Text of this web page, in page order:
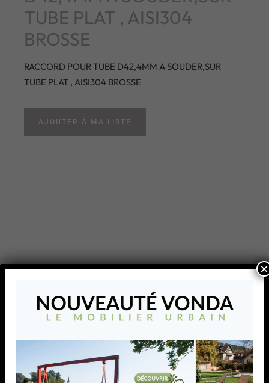
TUBE PLAT , AISI304
BROSSE
RACCORD POUR TUBE D42,4MM A SOUDER,SUR
TUBE PLAT , AISI304 BROSSE
AJOUTER À MA LISTE
×